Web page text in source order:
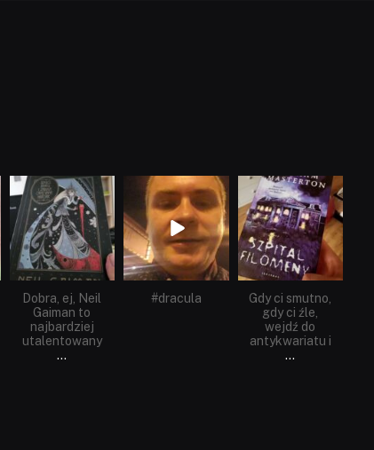
dobryhorror
Cze 16
Dobra, ej, Neil
Gaiman to
najbardziej
utalentowany
...
dobryhorror
Maj 25
#dracula
dobryhorror
Maj 22
Gdy ci smutno,
gdy ci źle,
wejdź do
antykwariatu i
...